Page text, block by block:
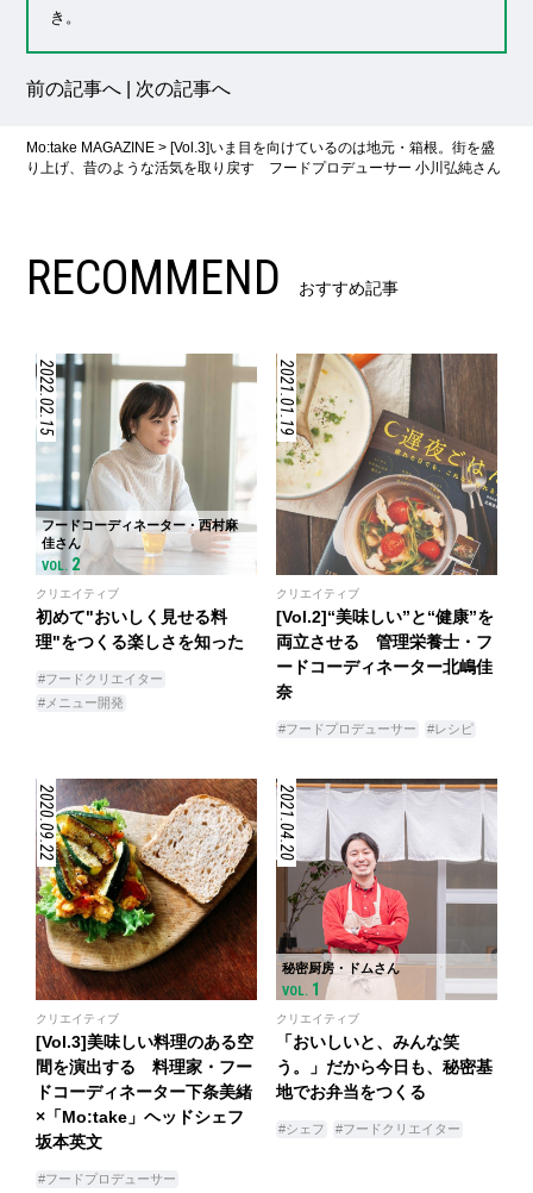
き。
前の記事へ 次の記事へ
Mo:take MAGAZINE > [Vol.3]いま目を向けているのは地元・箱根。街を盛
り上げ、昔のような活気を取り戻す フードプロデューサー 小川弘純さん
RECOMMEND おすすめ記事
2022.02.15
フードコーディネーター・西村麻
佳さん
VOL. 2
クリエイティブ
初めて"おいしく見せる料
理"をつくる楽しさを知った
#フードクリエイター
#メニュー開発
2021.01.19
クリエイティブ
[Vol.2]“美味しい”と“健康”を
両立させる 管理栄養士・フ
ードコーディネーター北嶋佳
奈
#フードプロデューサー #レシピ
2020.09.22
クリエイティブ
[Vol.3]美味しい料理のある空
間を演出する 料理家・フー
ドコーディネーター下条美緒
×「Mo:take」ヘッドシェフ
坂本英文
#フードプロデューサー
2021.04.20
秘密厨房・ドムさん
VOL. 1
クリエイティブ
「おいしいと、みんな笑
う。」だから今日も、秘密基
地でお弁当をつくる
#シェフ #フードクリエイター